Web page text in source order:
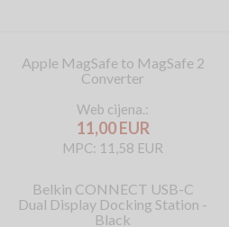
Apple MagSafe to MagSafe 2
Converter
Web cijena.:
11,00 EUR
MPC: 11,58 EUR
Belkin CONNECT USB-C
Dual Display Docking Station -
Black